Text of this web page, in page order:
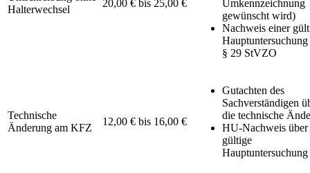
Halterwechsel
20,00 € bis 25,00 €
Umkennzeichnung
gewünscht wird)
Nachweis einer
Hauptuntersuchung
§ 29 StVZO
Technische
Änderung am KFZ
12,00 € bis 16,00 €
Gutachten des
Sachverständigen
die technische
HU-Nachweis über
gültige
Hauptuntersuchung